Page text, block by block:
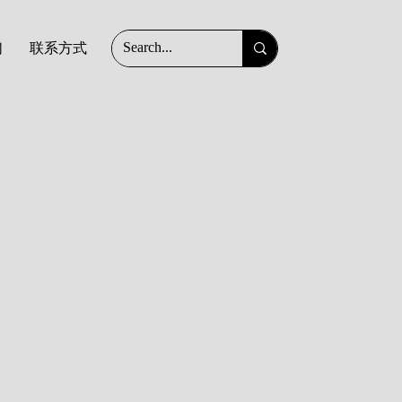
联系方式